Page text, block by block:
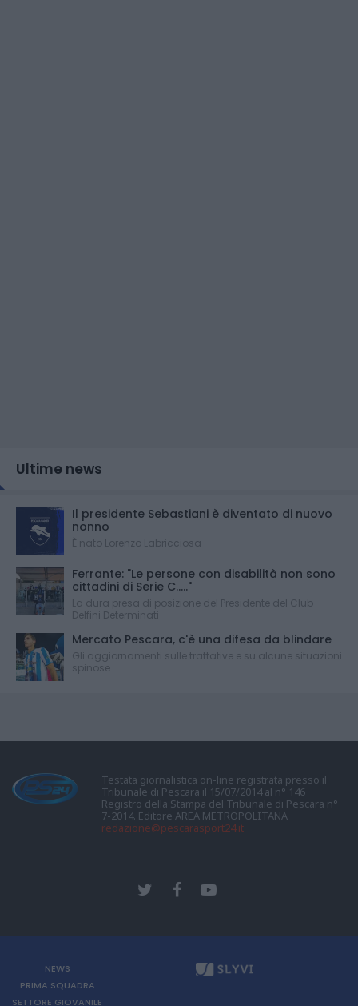
Ultime news
Il presidente Sebastiani è diventato di nuovo
nonno
È nato Lorenzo Labricciosa
Ferrante: "Le persone con disabilità non sono
cittadini di Serie C....."
La dura presa di posizione del Presidente del Club
Delfini Determinati
Mercato Pescara, c'è una difesa da blindare
Gli aggiornamenti sulle trattative e su alcune situazioni
spinose
Testata giornalistica on-line registrata presso il
Tribunale di Pescara il 15/07/2014 al n° 146
Registro della Stampa del Tribunale di Pescara n°
7-2014. Editore AREA METROPOLITANA
redazione@pescarasport24.it
NEWS
PRIMA SQUADRA
SETTORE GIOVANILE